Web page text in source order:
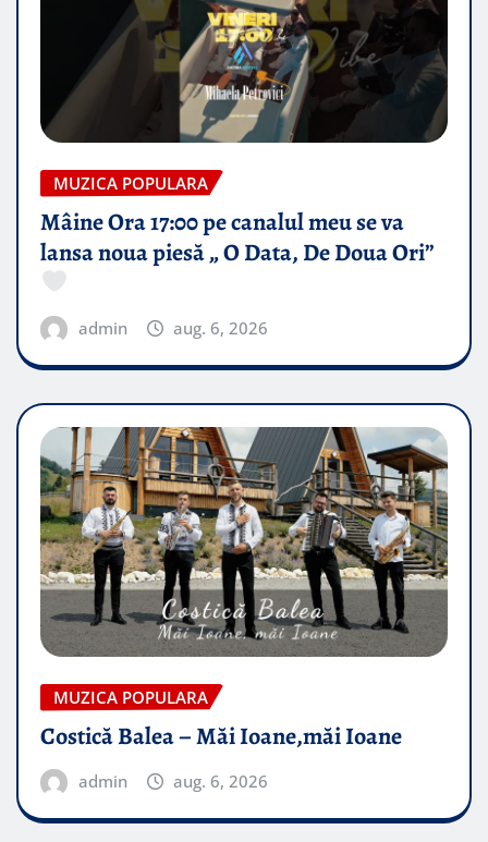
MUZICA POPULARA
Mâine Ora 17:00 pe canalul meu se va
lansa noua piesă „ O Data, De Doua Ori”
admin aug. 6, 2026
MUZICA POPULARA
Costică Balea – Măi Ioane,măi Ioane
admin aug. 6, 2026